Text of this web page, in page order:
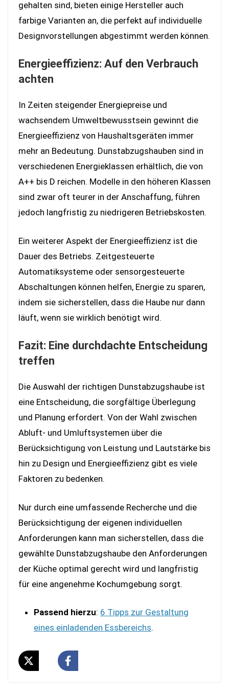
gehalten sind, bieten einige Hersteller auch
farbige Varianten an, die perfekt auf individuelle
Designvorstellungen abgestimmt werden können.
Energieeffizienz: Auf den Verbrauch
achten
In Zeiten steigender Energiepreise und
wachsendem Umweltbewusstsein gewinnt die
Energieeffizienz von Haushaltsgeräten immer
mehr an Bedeutung. Dunstabzugshauben sind in
verschiedenen Energieklassen erhältlich, die von
A++ bis D reichen. Modelle in den höheren Klassen
sind zwar oft teurer in der Anschaffung, führen
jedoch langfristig zu niedrigeren Betriebskosten.
Ein weiterer Aspekt der Energieeffizienz ist die
Dauer des Betriebs. Zeitgesteuerte
Automatiksysteme oder sensorgesteuerte
Abschaltungen können helfen, Energie zu sparen,
indem sie sicherstellen, dass die Haube nur dann
läuft, wenn sie wirklich benötigt wird.
Fazit: Eine durchdachte Entscheidung
treffen
Die Auswahl der richtigen Dunstabzugshaube ist
eine Entscheidung, die sorgfältige Überlegung
und Planung erfordert. Von der Wahl zwischen
Abluft- und Umluftsystemen über die
Berücksichtigung von Leistung und Lautstärke bis
hin zu Design und Energieeffizienz gibt es viele
Faktoren zu bedenken.
Nur durch eine umfassende Recherche und die
Berücksichtigung der eigenen individuellen
Anforderungen kann man sicherstellen, dass die
gewählte Dunstabzugshaube den Anforderungen
der Küche optimal gerecht wird und langfristig
für eine angenehme Kochumgebung sorgt.
Passend hierzu: 6 Tipps zur Gestaltung
eines einladenden Essbereichs.